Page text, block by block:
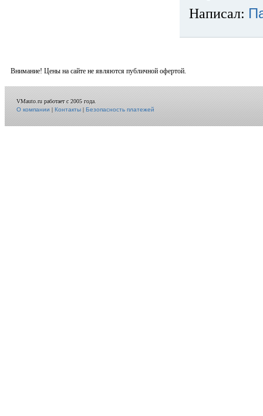
Написал:
Внимание! Цены на сайте не являются публичной офертой.
VMauto.ru работает с 2005 года.
О компании|Контакты|Безопасность платежей